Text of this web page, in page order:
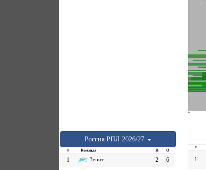
Россия РПЛ 2026/27
# Команда И О
1 Зенит 2
6
''
#
1